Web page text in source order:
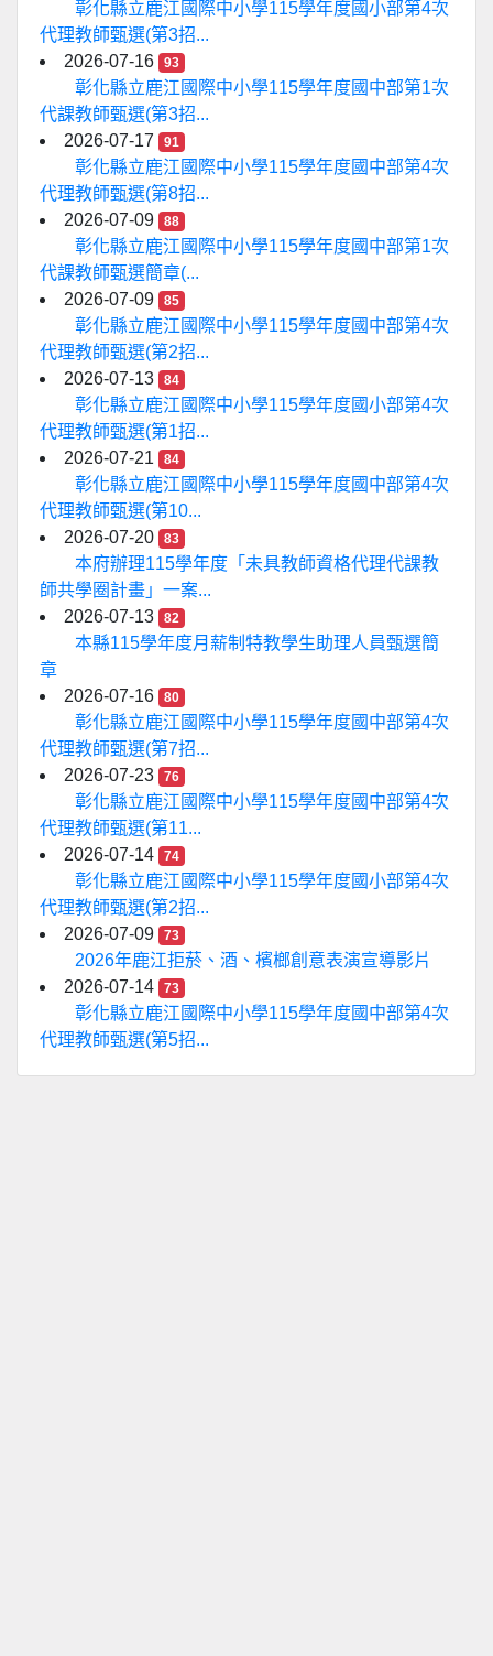
彰化縣立鹿江國際中小學115學年度國小部第4次
代理教師甄選(第3招...
2026-07-16
93
彰化縣立鹿江國際中小學115學年度國中部第1次
代課教師甄選(第3招...
2026-07-17
91
彰化縣立鹿江國際中小學115學年度國中部第4次
代理教師甄選(第8招...
2026-07-09
88
彰化縣立鹿江國際中小學115學年度國中部第1次
代課教師甄選簡章(...
2026-07-09
85
彰化縣立鹿江國際中小學115學年度國中部第4次
代理教師甄選(第2招...
2026-07-13
84
彰化縣立鹿江國際中小學115學年度國小部第4次
代理教師甄選(第1招...
2026-07-21
84
彰化縣立鹿江國際中小學115學年度國中部第4次
代理教師甄選(第10...
2026-07-20
83
本府辦理115學年度「未具教師資格代理代課教
師共學圈計畫」一案...
2026-07-13
82
本縣115學年度月薪制特教學生助理人員甄選簡
章
2026-07-16
80
彰化縣立鹿江國際中小學115學年度國中部第4次
代理教師甄選(第7招...
2026-07-23
76
彰化縣立鹿江國際中小學115學年度國中部第4次
代理教師甄選(第11...
2026-07-14
74
彰化縣立鹿江國際中小學115學年度國小部第4次
代理教師甄選(第2招...
2026-07-09
73
2026年鹿江拒菸、酒、檳榔創意表演宣導影片
2026-07-14
73
彰化縣立鹿江國際中小學115學年度國中部第4次
代理教師甄選(第5招...